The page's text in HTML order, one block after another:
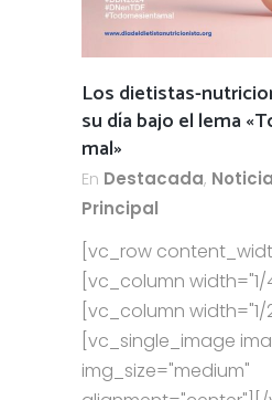
Los dietistas-
su día bajo el lema
mal»
En Destacada,
Principal
[vc_row
[vc_column
[vc_column width="1/
[vc_single_image
img_size="medium"